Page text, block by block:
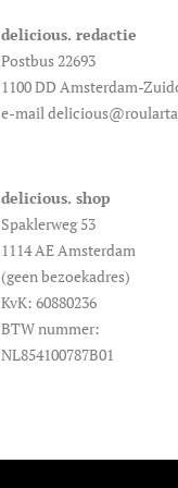
delicious. redactie
Postbus 22693
1100 DD Amsterdam-
e-mail
delicious. shop
Spaklerweg 53
1114 AE Amsterdam
(geen bezoekadres)
KvK: 60880236
BTW nummer:
NL854100787B01